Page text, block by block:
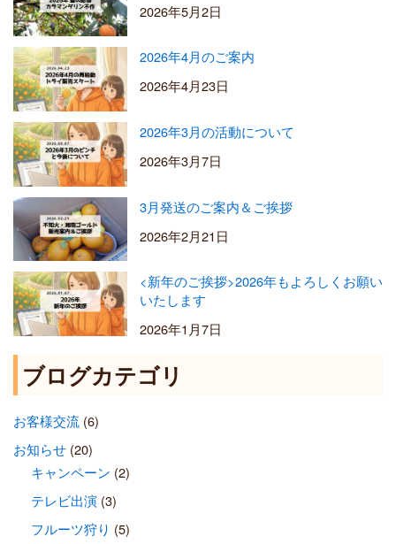
2026年5月2日
2026年4月のご案内
2026年4月23日
2026年3月の活動について
2026年3月7日
3月発送のご案内＆ご挨拶
2026年2月21日
<新年のご挨拶>2026年もよろしくお願い
いたします
2026年1月7日
ブログカテゴリ
お客様交流(6)
お知らせ(20)
キャンペーン (2)
テレビ出演(3)
フルーツ狩り (5)